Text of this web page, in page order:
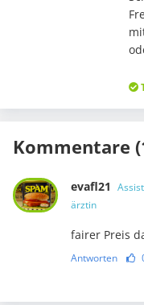
Kommentare
evafl21
ärztin
fairer Preis
Antworten